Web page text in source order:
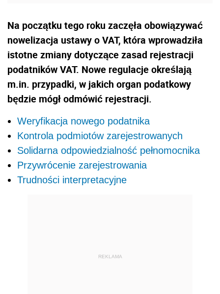
Na początku tego roku zaczęła obowiązywać
nowelizacja ustawy o VAT, która wprowadziła
istotne zmiany dotyczące zasad rejestracji
podatników VAT. Nowe regulacje określają
m.in. przypadki, w jakich organ podatkowy
będzie mógł odmówić rejestracji.
Weryfikacja nowego podatnika
Kontrola podmiotów zarejestrowanych
Solidarna odpowiedzialność pełnomocnika
Przywrócenie zarejestrowania
Trudności interpretacyjne
REKLAMA